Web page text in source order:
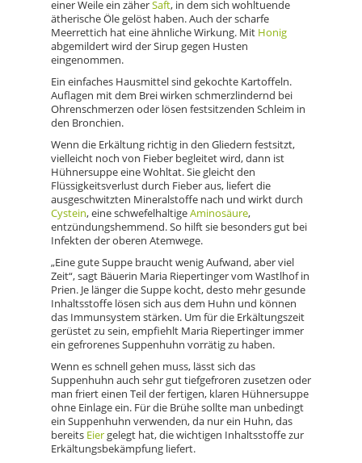
einer Weile ein zäherSaft, in dem sich wohltuende
ätherische Öle gelöst haben. Auch der scharfe
Meerrettich hat eine ähnliche Wirkung. Mit Honig
abgemildert wird der Sirup gegen Husten
eingenommen.
Ein einfaches Hausmittel sind gekochte Kartoffeln.
Auflagen mit dem Brei wirken schmerzlindernd bei
Ohrenschmerzen oder lösen festsitzenden Schleim in
den Bronchien.
Wenn die Erkältung richtig in den Gliedern festsitzt,
vielleicht noch von Fieber begleitet wird, dann ist
Hühnersuppe eine Wohltat. Sie gleicht den
Flüssigkeitsverlust durch Fieber aus, liefert die
ausgeschwitzten Mineralstoffe nach und wirkt durch
Cystein, eine schwefelhaltigeAminosäure,
entzündungshemmend. So hilft sie besonders gut bei
Infekten der oberen Atemwege.
„Eine gute Suppe braucht wenig Aufwand, aber viel
Zeit“, sagt Bäuerin Maria Riepertinger vom Wastlhof in
Prien. Je länger die Suppe kocht, desto mehr gesunde
Inhaltsstoffe lösen sich aus dem Huhn und können
das Immunsystem stärken. Um für die Erkältungszeit
gerüstet zu sein, empfiehlt Maria Riepertinger immer
ein gefrorenes Suppenhuhn vorrätig zu haben.
Wenn es schnell gehen muss, lässt sich das
Suppenhuhn auch sehr gut tiefgefroren zusetzen oder
man friert einen Teil der fertigen, klaren Hühnersuppe
ohne Einlage ein. Für die Brühe sollte man unbedingt
ein Suppenhuhn verwenden, da nur ein Huhn, das
bereits Eiergelegt hat, die wichtigen Inhaltsstoffe zur
Erkältungsbekämpfung liefert.